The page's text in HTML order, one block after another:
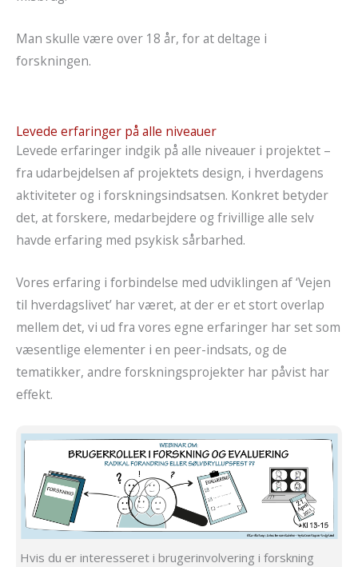
Man skulle være over 18 år, for at deltage i
forskningen.
Levede erfaringer på alle niveauer
Levede erfaringer indgik på alle niveauer i projektet –
fra udarbejdelsen af projektets design, i hverdagens
aktiviteter og i forskningsindsatsen. Konkret betyder
det, at forskere, medarbejdere og frivillige alle selv
havde erfaring med psykisk sårbarhed.
Vores erfaring i forbindelse med udviklingen af ‘Vejen
til hverdagslivet’ har været, at der er et stort overlap
mellem det, vi ud fra vores egne erfaringer har set som
væsentlige elementer i en peer-indsats, og de
tematikker, andre forskningsprojekter har påvist har
effekt.
Hvis du er interesseret i brugerinvolvering i forskning